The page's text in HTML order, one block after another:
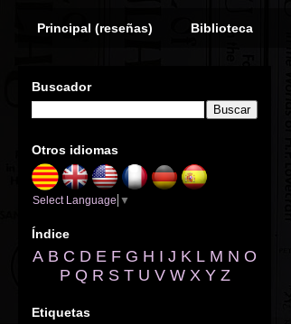
Principal (reseñas) Biblioteca
Buscador
Otros idiomas
Select Language ▼
Índice
A B C D E F G H I J K L M N O
P Q R S T U V W X Y Z
Etiquetas